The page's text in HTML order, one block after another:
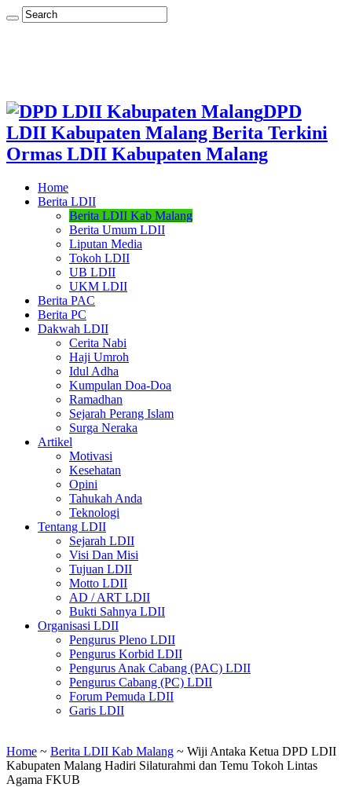
DPD
LDII Kabupaten Malang Berita Terkini
Ormas LDII Kabupaten Malang
Home
Berita LDII
Berita LDII Kab Malang
Berita Umum LDII
Liputan Media
Tokoh LDII
UB LDII
UKM LDII
Berita PAC
Berita PC
Dakwah LDII
Cerita Nabi
Haji Umroh
Idul Adha
Kumpulan Doa-Doa
Ramadhan
Sejarah Perang Islam
Surga Neraka
Artikel
Motivasi
Kesehatan
Opini
Tahukah Anda
Teknologi
Tentang LDII
Sejarah LDII
Visi Dan Misi
Tujuan LDII
Motto LDII
AD / ART LDII
Bukti Sahnya LDII
Organisasi LDII
Pengurus Pleno LDII
Pengurus Korbid LDII
Pengurus Anak Cabang (PAC) LDII
Pengurus Cabang (PC) LDII
Forum Pemuda LDII
Garis LDII
Home ~ Berita LDII Kab Malang ~ Wiji Antaka Ketua DPD LDII
Kabupaten Malang Hadiri Silaturahmi dan Temu Tokoh Lintas
Agama FKUB